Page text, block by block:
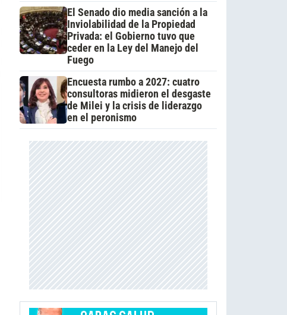
El Senado dio media sanción a la
Inviolabilidad de la Propiedad
Privada: el Gobierno tuvo que
ceder en la Ley del Manejo del
Fuego
Encuesta rumbo a 2027: cuatro
consultoras midieron el desgaste
de Milei y la crisis de liderazgo
en el peronismo